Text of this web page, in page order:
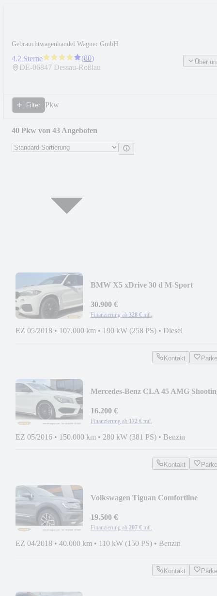
Gebrauchtwagenhandel Wagner GmbH
4.2 Sterne (80)
DE-06847 Dessau-Roßlau
Über
Filter Pkw
40 Pkw von 43 Angeboten
BMW X5 xDrive 30 d M-Sport
30.900 €
Finanzierung ab 328 € mtl.
EZ 05/2018 • 107.000 km • 190 kW (258 PS) • Diesel
Kontakt
Mercedes-Benz CLA 45 AMG
16.200 €
Finanzierung ab 172 € mtl.
EZ 05/2016 • 150.000 km • 280 kW (381 PS) • Benzin
Kontakt
Volkswagen Tiguan Comfortline
19.500 €
Finanzierung ab 207 € mtl.
EZ 04/2018 • 40.000 km • 110 kW (150 PS) • Benzin
Kontakt